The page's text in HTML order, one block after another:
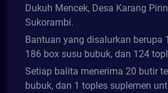
Dukuh Mencek, Desa Karang
Sukorambi.
Bantuan yang disalurkan berupa
186 box susu bubuk, dan 124
Setiap balita menerima 20 butir
bubuk, dan 1 toples suplemen